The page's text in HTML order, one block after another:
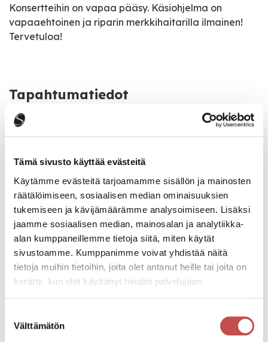
Tämä sivusto käyttää evästeitä
Käytämme evästeitä tarjoamamme sisällön ja mainosten
räätälöimiseen, sosiaalisen median ominaisuuksien
tukemiseen ja kävijämäärämme analysoimiseen. Lisäksi
jaamme sosiaalisen median, mainosalan ja analytiikka-
alan kumppaneillemme tietoja siitä, miten käytät
sivustoamme. Kumppanimme voivat yhdistää näitä
tietoja muihin tietoihin, joita olet antanut heille tai joita on
kerätty, kun olet käyttänyt heidän palvelujaan.
valinta
Välttämätön
Konsertteihin on vapaa pääsy. Käsiohjelma on
vapaaehtoinen ja riparin merkkihaitarilla ilmainen!
Tervetuloa!
Tapahtumatiedot
Tapahtuman järjestäjä
Katso kaikki tapahtumat
Jaa tapahtuma:
Facebook